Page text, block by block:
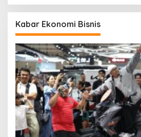
Kabar Ekonomi Bisnis